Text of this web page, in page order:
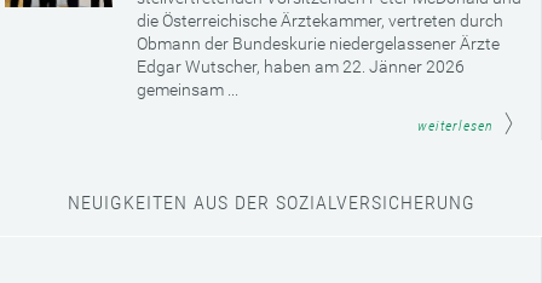
die Österreichische Ärztekammer, vertreten durch
Obmann der Bundeskurie niedergelassener Ärzte
Edgar Wutscher, haben am 22. Jänner 2026
gemeinsam ...
weiterlesen
NEUIGKEITEN AUS DER SOZIALVERSICHERUNG